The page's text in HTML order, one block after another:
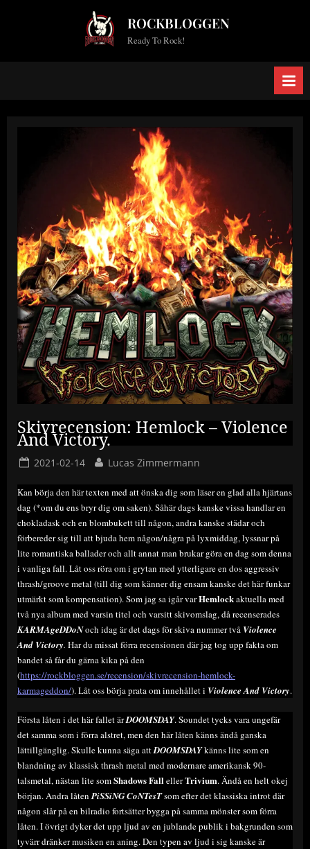
ROCKBLOGGEN
Ready To Rock!
Skivrecension: Hemlock – Violence
And Victory.
Posted
2021-02-14 By
Lucas Zimmermann
Kan börja den här texten med att önska dig som läser en glad alla hjärtans
dag (*om du ens bryr dig om saken). Såhär dags kanske vissa handlar en
chokladask och en blombukett till någon, andra kanske städar och
förbereder sig till att bjuda hem någon/några på lyxmiddag, lyssnar på
lite romantiska ballader och allt annat man brukar göra en dag som denna
i vanliga fall. Låt oss röra om i grytan med ytterligare en dos aggressiv
thrash/groove metal (till dig som känner dig ensam kanske det här funkar
utmärkt som kompensation). Som jag sa igår varHemlockaktuella med
två nya album med varsin titel och varsitt skivomslag, då recenserades
KARMAgeDDoNoch idag är det dags för skiva nummer två Violence
And Victory. Har du missat förra recensionen där jag tog upp fakta om
bandet så får du gärna kika på den
(https://rockbloggen.se/recension/skivrecension-hemlock-
karmageddon/). Låt oss börja prata om innehållet i Violence And Victory.
Första låten i det här fallet ärDOOMSDAY. Soundet tycks vara ungefär
det samma som i förra alstret, men den här låten känns ändå ganska
lättillgänglig. Skulle kunna säga attDOOMSDAYkänns lite som en
blandning av klassisk thrash metal med modernare amerikansk 90-
talsmetal, nästan lite somShadows Fall ellerTrivium. Ändå en helt okej
början. Andra låtenPiSSiNG CoNTesTsom efter det klassiska introt där
någon slår på en bilradio fortsätter bygga på samma mönster som förra
låten. I övrigt dyker det upp ljud av en jublande publik i bakgrunden som
tyvärr dränker musiken en aning. Den typen av ljud i sig kanske är